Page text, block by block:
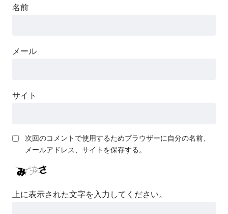
名前
メール
サイト
次回のコメントで使用するためブラウザーに自分の名前、
メールアドレス、サイトを保存する。
上に表示された文字を入力してください。